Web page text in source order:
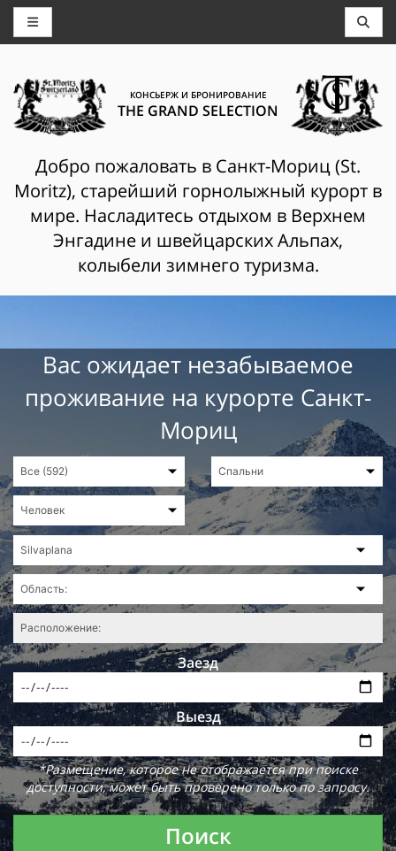
КОНСЬЕРЖ И БРОНИРОВАНИЕ
THE GRAND SELECTION
Добро пожаловать в Санкт-Мориц (St.
Moritz), старейший горнолыжный курорт в
мире. Насладитесь отдыхом в Верхнем
Энгадине и швейцарских Альпах,
колыбели зимнего туризма.
Вас ожидает незабываемое
проживание на курорте Санкт-
Мориц
Заезд
Выезд
*Размещение, которое не отображается при поиске
доступности, может быть проверено только по запросу.
Поиск